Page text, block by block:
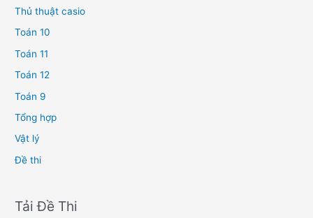
Thủ thuật casio
Toán 10
Toán 11
Toán 12
Toán 9
Tổng hợp
Vật lý
Đề thi
Tải Đề Thi